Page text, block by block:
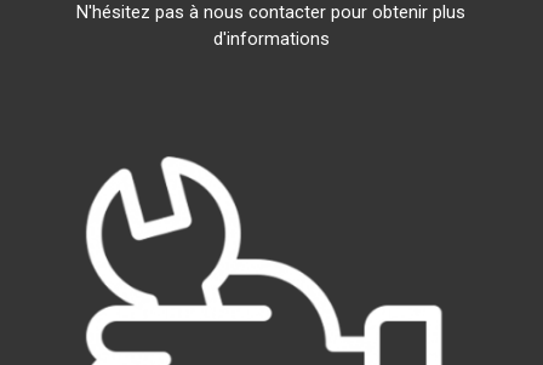
N'hésitez pas à nous contacter pour obtenir plus
d'informations